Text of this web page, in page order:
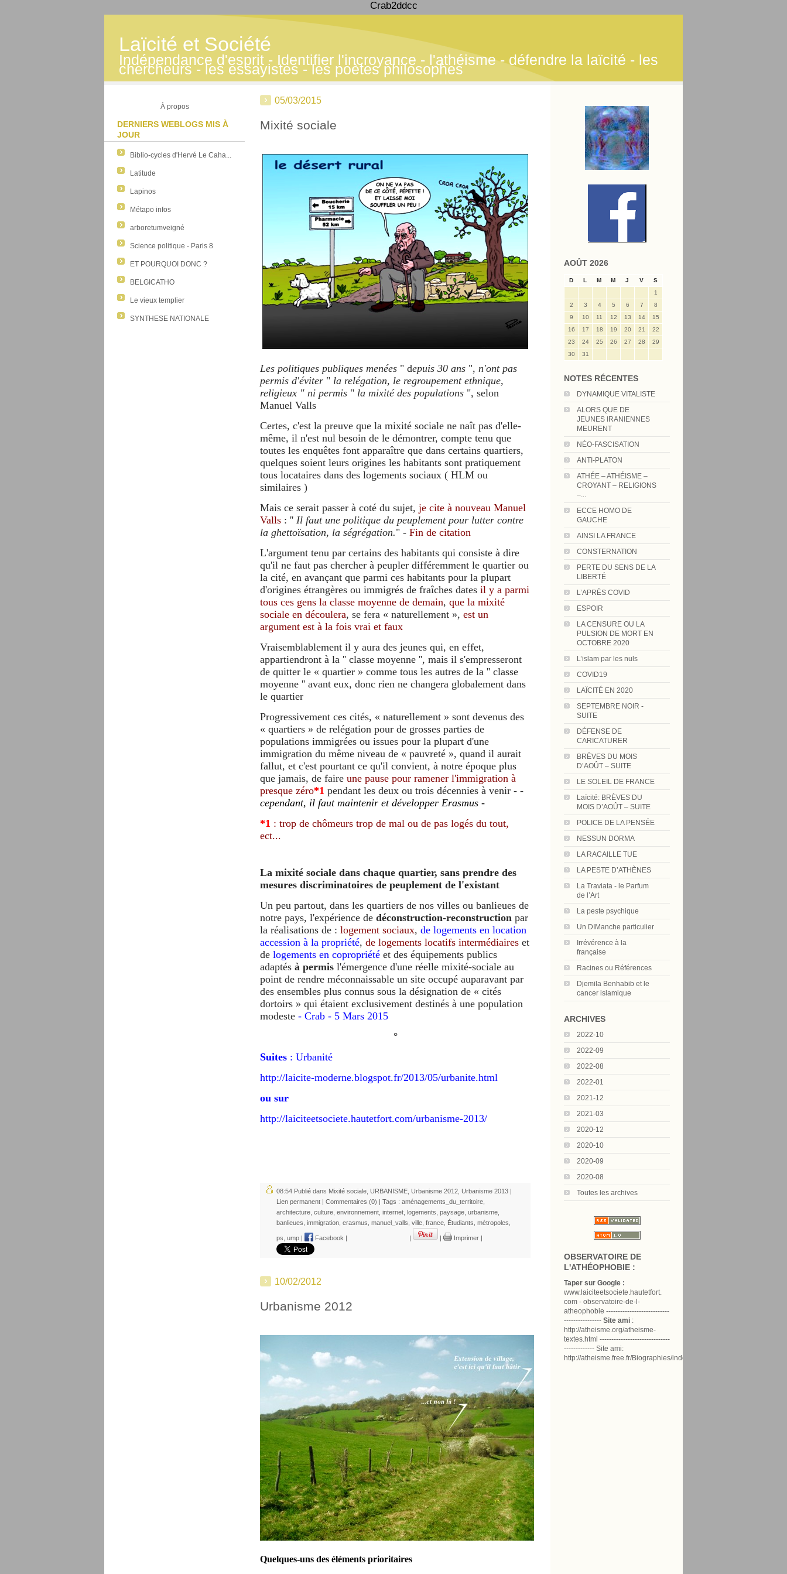
Crab2ddcc
Laïcité et Société
Indépendance d'esprit - Identifier l'incroyance - l'athéisme - défendre la laïcité - les
chercheurs - les essayistes - les poètes philosophes
À propos
DERNIERS WEBLOGS MIS À
JOUR
Biblio-cycles d'Hervé Le Caha...
Latitude
Lapinos
Métapo infos
arboretumveigné
Science politique - Paris 8
ET POURQUOI DONC ?
BELGICATHO
Le vieux templier
SYNTHESE NATIONALE
AOÛT 2026
D L M M J V
S
1
2
3 4 5 6 7
8
9
10 11 12 13 14
15
16
17 18 19 20 21
22
23
24 25 26 27 28
29
30
31
NOTES RÉCENTES
DYNAMIQUE VITALISTE
ALORS QUE DE
JEUNES IRANIENNES
MEURENT
NÉO-FASCISATION
ANTI-PLATON
ATHÉE – ATHÉISME –
CROYANT – RELIGIONS
–...
ECCE HOMO DE
GAUCHE
AINSI LA FRANCE
CONSTERNATION
PERTE DU SENS DE LA
LIBERTÉ
L’APRÈS COVID
ESPOIR
LA CENSURE OU LA
PULSION DE MORT EN
OCTOBRE 2020
L’islam par les nuls
COVID19
LAÏCITÉ EN 2020
SEPTEMBRE NOIR -
SUITE
DÉFENSE DE
CARICATURER
BRÈVES DU MOIS
D’AOÛT – SUITE
LE SOLEIL DE FRANCE
Laïcité: BRÈVES DU
MOIS D’AOÛT – SUITE
POLICE DE LA PENSÉE
NESSUN DORMA
LA RACAILLE TUE
LA PESTE D’ATHÈNES
La Traviata - le Parfum
de l’Art
La peste psychique
Un DIManche particulier
Irrévérence à la
française
Racines ou Références
Djemila Benhabib et le
cancer islamique
ARCHIVES
2022-10
2022-09
2022-08
2022-01
2021-12
2021-03
2020-12
2020-10
2020-09
2020-08
Toutes les archives
OBSERVATOIRE DE
L'ATHÉOPHOBIE :
Taper sur Google :
www.laiciteetsociete.hautetfort.
com - observatoire-de-l-
atheophobie ---------------------------
---------------- Site ami :
http://atheisme.org/atheisme-
textes.html ------------------------------
------------- Site ami:
http://atheisme.free.fr/Biographies/index.html
05/03/2015
Mixité sociale
Les politiques publiques menées " depuis 30 ans ", n'ont pas
permis d'éviter " la relégation, le regroupement ethnique,
religieux " ni permis " la mixité des populations ", selon
Manuel Valls
Certes, c'est la preuve que la mixité sociale ne naît pas d'elle-
même, il n'est nul besoin de le démontrer, compte tenu que
toutes les enquêtes font apparaître que dans certains quartiers,
quelques soient leurs origines les habitants sont pratiquement
tous locataires dans des logements sociaux ( HLM ou
similaires )
Mais ce serait passer à coté du sujet, je cite à nouveau Manuel
Valls : '' Il faut une politique du peuplement pour lutter contre
la ghettoïsation, la ségrégation." - Fin de citation
L'argument tenu par certains des habitants qui consiste à dire
qu'il ne faut pas chercher à peupler différemment le quartier ou
la cité, en avançant que parmi ces habitants pour la plupart
d'origines étrangères ou immigrés de fraîches dates il y a parmi
tous ces gens la classe moyenne de demain, que la mixité
sociale en découlera, se fera « naturellement », est un
argument est à la fois vrai et faux
Vraisemblablement il y aura des jeunes qui, en effet,
appartiendront à la '' classe moyenne '', mais il s'empresseront
de quitter le « quartier » comme tous les autres de la '' classe
moyenne '' avant eux, donc rien ne changera globalement dans
le quartier
Progressivement ces cités, « naturellement » sont devenus des
« quartiers » de relégation pour de grosses parties de
populations immigrées ou issues pour la plupart d'une
immigration du même niveau de « pauvreté », quand il aurait
fallut, et c'est pourtant ce qu'il convient, à notre époque plus
que jamais, de faire une pause pour ramener l'immigration à
presque zéro*1 pendant les deux ou trois décennies à venir - -
cependant, il faut maintenir et développer Erasmus -
*1 : trop de chômeurs trop de mal ou de pas logés du tout,
ect...
La mixité sociale dans chaque quartier, sans prendre des
mesures discriminatoires de peuplement de l'existant
Un peu partout, dans les quartiers de nos villes ou banlieues de
notre pays, l'expérience de déconstruction-reconstruction par
la réalisations de : logement sociaux, de logements en location
accession à la propriété, de logements locatifs intermédiaires et
de logements en copropriété et des équipements publics
adaptés à permis l'émergence d'une réelle mixité-sociale au
point de rendre méconnaissable un site occupé auparavant par
des ensembles plus connus sous la désignation de « cités
dortoirs » qui étaient exclusivement destinés à une population
modeste - Crab - 5 Mars 2015
°
Suites : Urbanité
http://laicite-moderne.blogspot.fr/2013/05/urbanite.html
ou sur
http://laiciteetsociete.hautetfort.com/urbanisme-2013/
08:54 Publié dans Mixité sociale URBANISME Urbanisme 2012 Urbanisme 2013 |
Lien permanent | Commentaires (0) | Tags : aménagements_du_territoire
architecture culture environnement internet logements paysage urbanisme
banlieues immigration erasmus manuel_valls ville france Étudiants métropoles
ps ump | Facebook | | | Imprimer |
10/02/2012
Urbanisme 2012
Quelques-uns des éléments prioritaires